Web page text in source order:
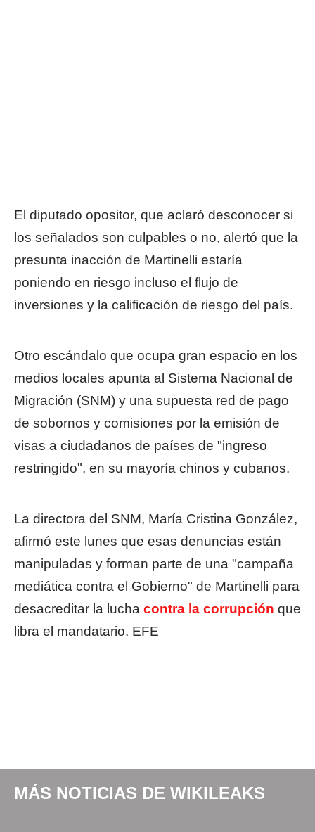
El diputado opositor, que aclaró desconocer si
los señalados son culpables o no, alertó que la
presunta inacción de Martinelli estaría
poniendo en riesgo incluso el flujo de
inversiones y la calificación de riesgo del país.
Otro escándalo que ocupa gran espacio en los
medios locales apunta al Sistema Nacional de
Migración (SNM) y una supuesta red de pago
de sobornos y comisiones por la emisión de
visas a ciudadanos de países de "ingreso
restringido", en su mayoría chinos y cubanos.
La directora del SNM, María Cristina González,
afirmó este lunes que esas denuncias están
manipuladas y forman parte de una "campaña
mediática contra el Gobierno" de Martinelli para
desacreditar la lucha contra la corrupción que
libra el mandatario. EFE
MÁS NOTICIAS DE WIKILEAKS